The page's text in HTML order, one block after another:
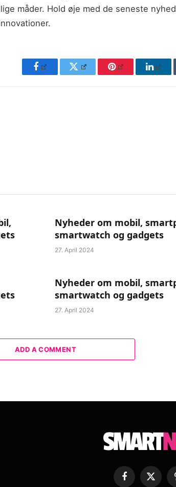
måder. Hold øje med de seneste
Facebook Twitter Pinterest
Nyheder om mobil,
smartwatch og gadgets
27. April 2024
Nyheder om mobil,
smartwatch og gadgets
27. April 2024
ADD A COMMENT
Facebook
X